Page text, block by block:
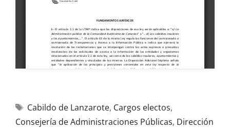
Cabildo de Lanzarote, Cargos electos,
Consejería de Administraciones Públicas, Dirección